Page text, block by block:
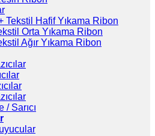
Tekstil Hafif Yıkama Ribon
Orta Yıkama Ribon
Ağır Yıkama Ribon
/ Sarıcı